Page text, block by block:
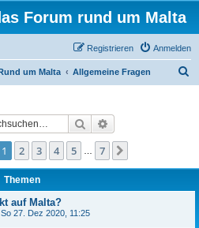
Forum rund um Malta
Anmelden
Registrieren
um Malta Allgemeine Fragen
Suche
1von
1 2 3 4 5 7
Themen
auf Malta?
So 27. Dez 2020, 11:25